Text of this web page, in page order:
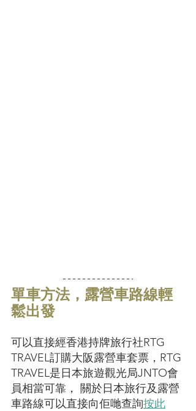
單車方法，露營車路線輕
鬆出發
可以直接經香港持牌旅行社RTG
TRAVEL訂購大阪露營車套票，RTG
TRAVEL是日本旅遊觀光局JNTO會
員相當可靠， 關於日本旅行及露營
車路線可以直接向佢哋查詢按此